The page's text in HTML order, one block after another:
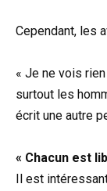
Cependant, les
« Je ne vois
surtout les
écrit une autre
« Chacun est
Il est